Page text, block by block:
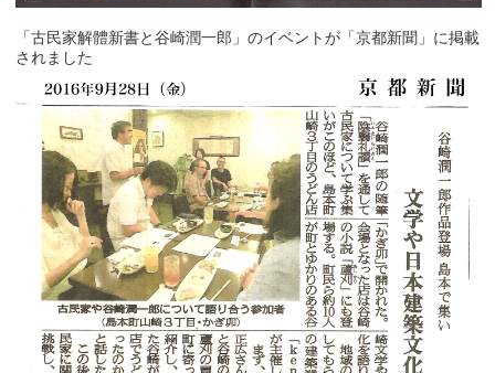
「古民家解體新書と谷崎潤一郎」のイベントが「京都新聞」に掲載
されました